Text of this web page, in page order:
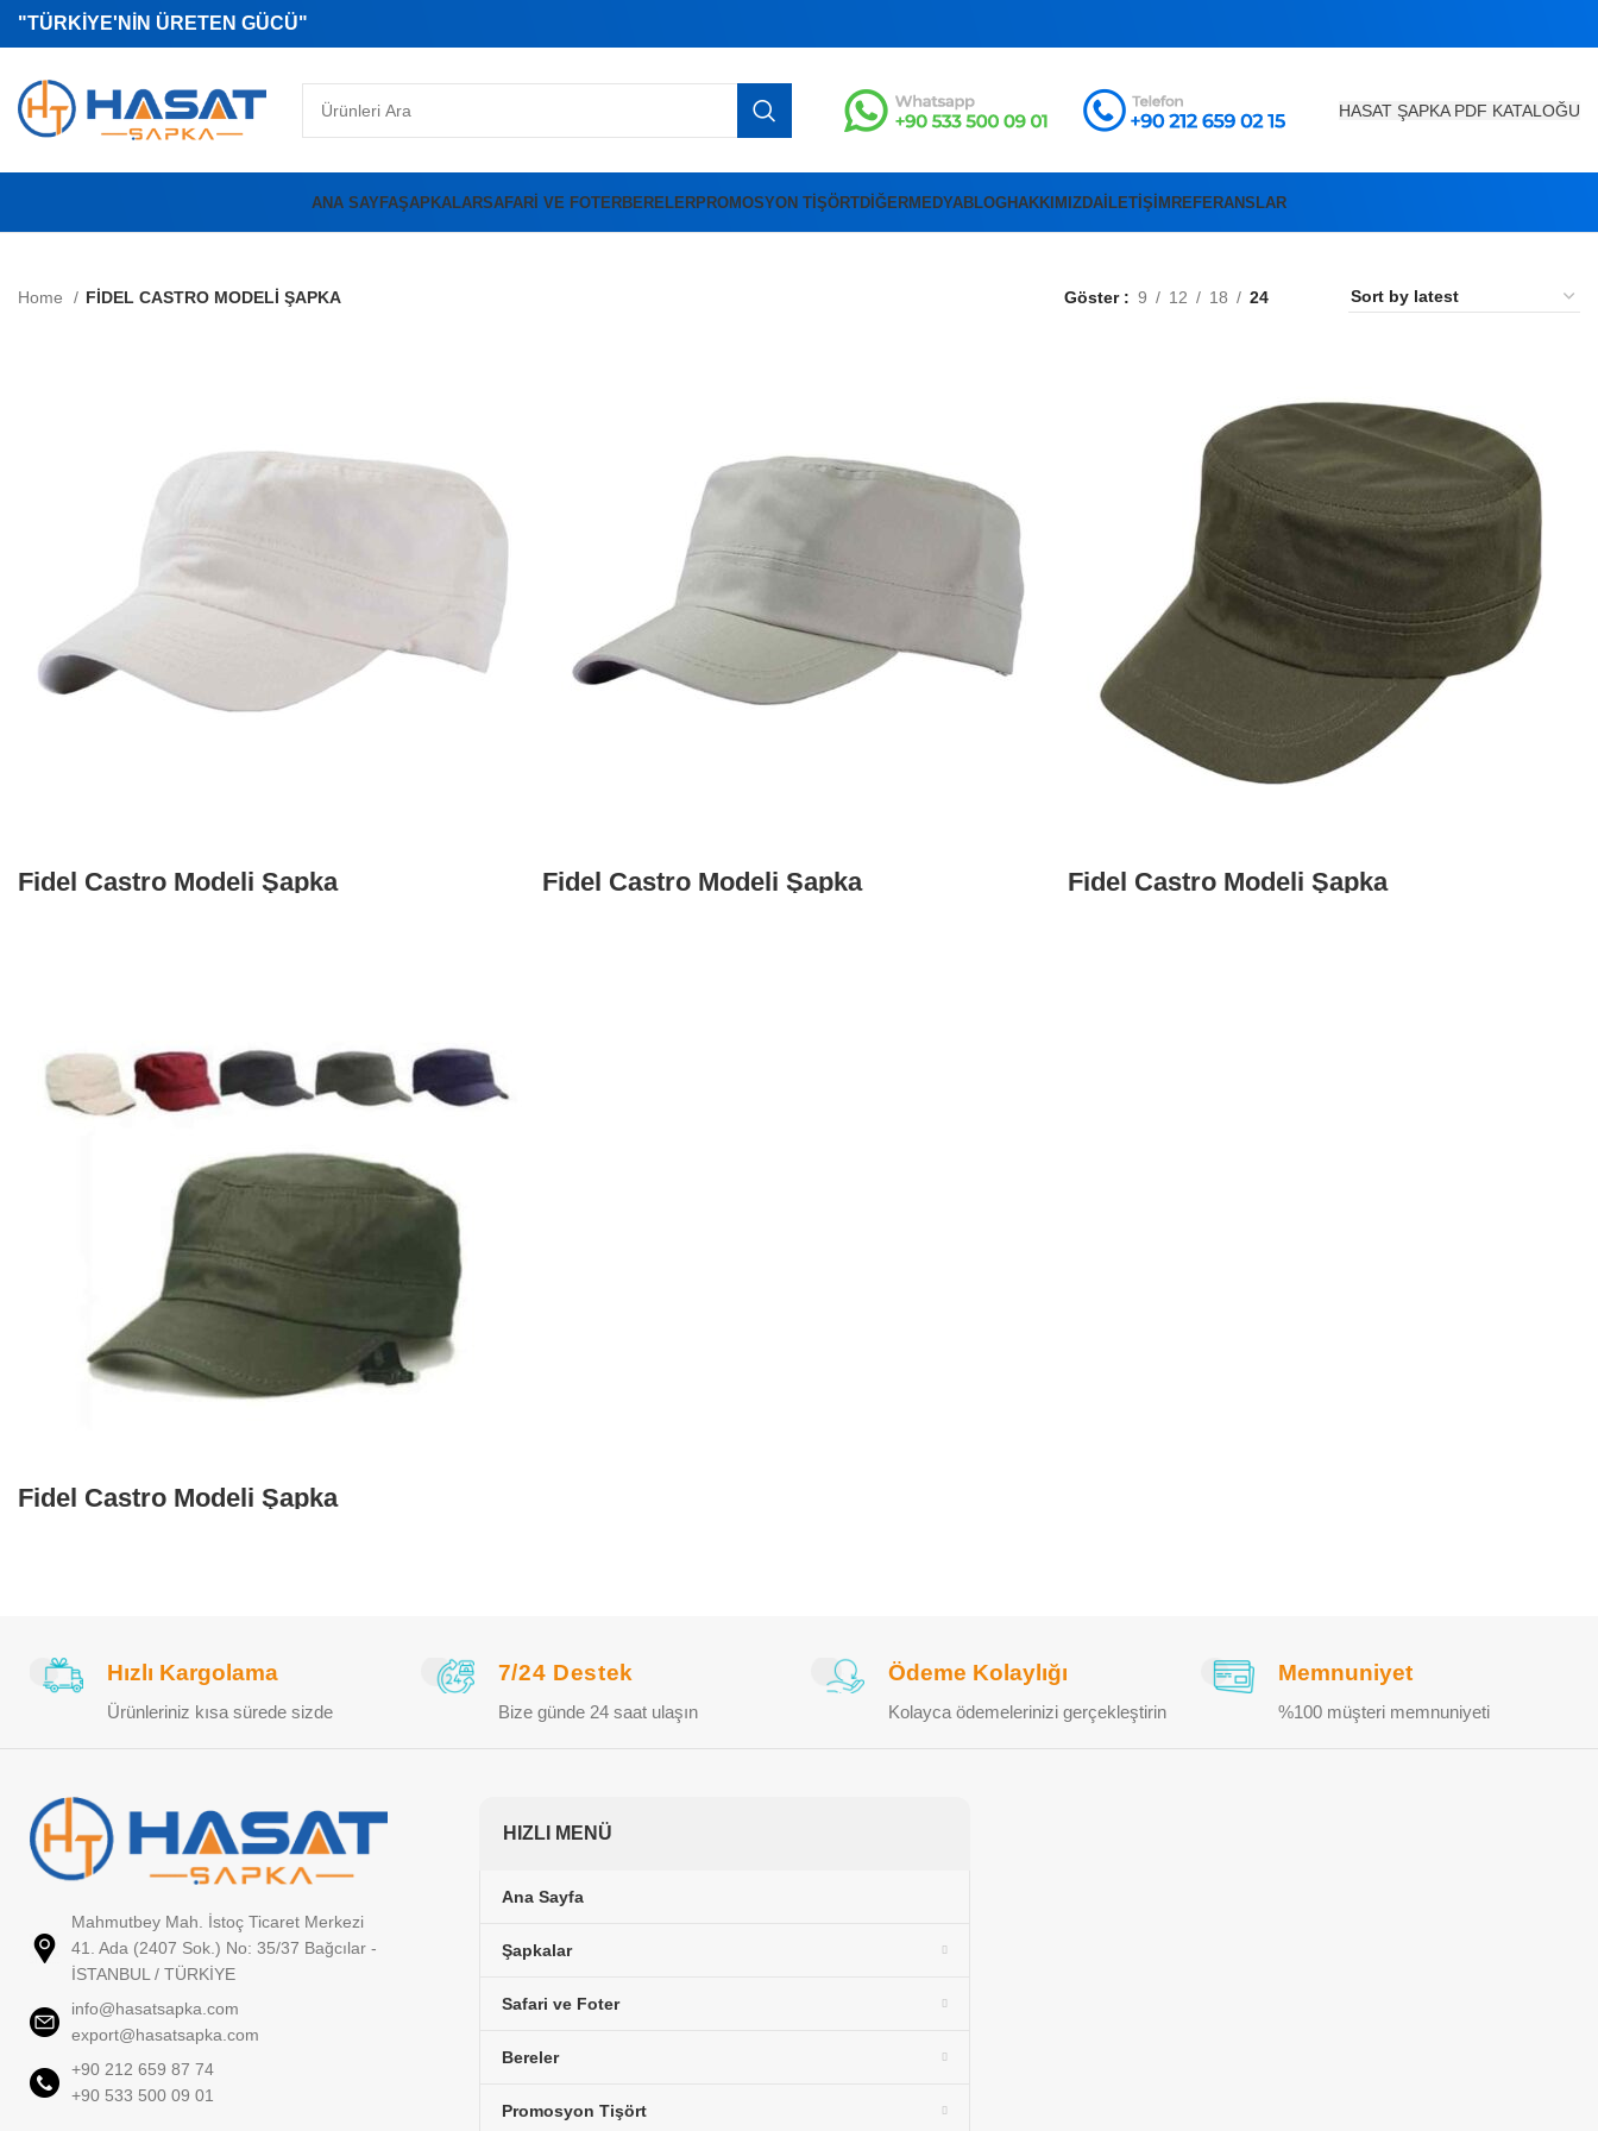
"TÜRKİYE'NİN ÜRETEN GÜCÜ"
HASAT ŞAPKA PDF KATALOĞU
ANA SAYFAŞAPKALARSAFARI VE FOTERBERELERPROMOSYON TIŞÖRTDIĞERMEDYABLOGHAKKIMIZDAİLETIŞIMREFERANSLAR
Home FİDEL CASTRO MODELİ ŞAPKA Göster 9 12 18 24
Fidel Castro Modeli Şapka Fidel Castro Modeli Şapka Fidel Castro Modeli Şapka
Fidel Castro Modeli Şapka
Hızlı Kargolama
Ürünleriniz kısa sürede sizde
7/24 Destek
Bize günde 24 saat ulaşın
Ödeme Kolaylığı
Kolayca ödemelerinizi gerçekleştirin
Memnuniyet
%100 müşteri memnuniyeti
Mahmutbey Mah. İstoç Ticaret Merkezi
41. Ada (2407 Sok.) No: 35/37 Bağcılar -
İSTANBUL / TÜRKİYE
info@hasatsapka.com
export@hasatsapka.com
+90 212 659 87 74
+90 533 500 09 01
HIZLI MENÜ
Ana Sayfa
Şapkalar
Safari ve Foter
Bereler
Promosyon Tişört